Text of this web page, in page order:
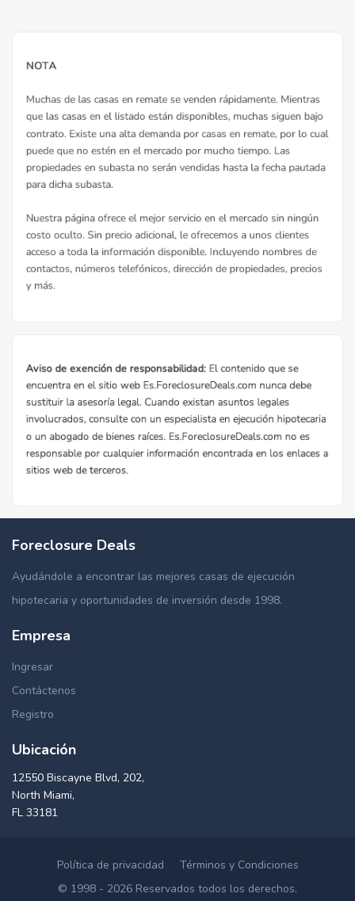
Foreclosure Deals
Ayudándole a encontrar las mejores casas de ejecución
hipotecaria y oportunidades de inversión desde 1998.
Empresa
Ingresar
Contáctenos
Registro
Ubicación
12550 Biscayne Blvd, 202,
North Miami,
FL 33181
Política de privacidad
Términos y Condiciones
© 1998 - 2026 Reservados todos los derechos.